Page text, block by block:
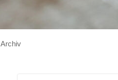
Archiv